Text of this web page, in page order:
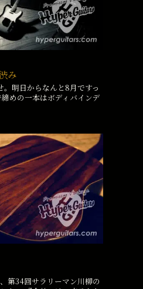
み
。明日からなんと8月ですっ
めの一本はボディバインデ
第34回サラリーマン川柳の